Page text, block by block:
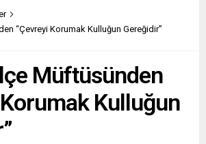
“Çevreyi Korumak Kulluğun Gereğidir”
Müftüsünden
Kulluğun